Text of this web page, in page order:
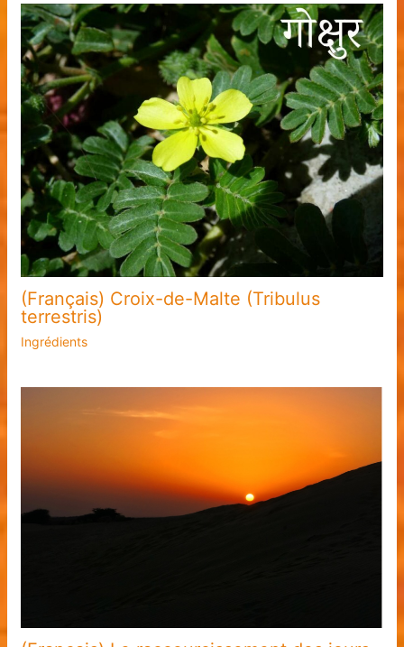
(Français) Croix-de-Malte (Tribulus
terrestris)
Ingrédients